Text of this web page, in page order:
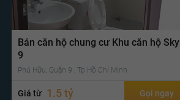
Bán căn hộ chung cư Khu căn hộ Sky
9
Phú Hữu, Quận 9 , Tp Hồ Chí Minh
Giá từ 1.5 tỷ Gọi ngay